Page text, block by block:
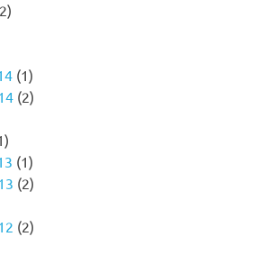
(1)
(2)
(1)
(2)
(2)